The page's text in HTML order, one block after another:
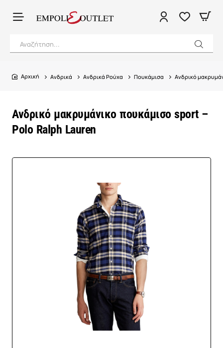
Αναζήτηση...
Ανδρικό μακρυμάνικο πουκάμισο sport –
Polo Ralph Lauren
home
Ανδρικά Ανδρικά Ρούχα Πουκάμισα Ανδρικό